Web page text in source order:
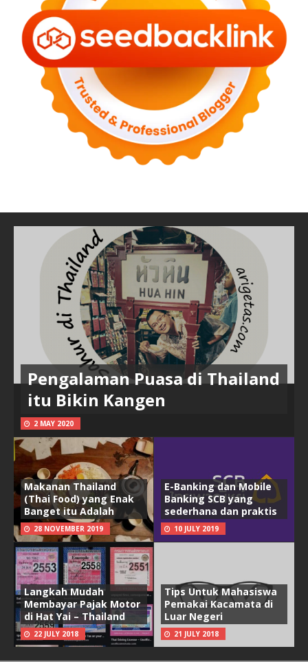
Pengalaman Puasa di Thailand
itu Bikin Kangen
2 MAY 2020
Makanan Thailand
(Thai Food) yang Enak
Banget itu Adalah
28 NOVEMBER 2019
E-Banking dan Mobile
Banking SCB yang
sederhana dan praktis
10 JULY 2019
Langkah Mudah
Membayar Pajak Motor
di Hat Yai – Thailand
22 JULY 2018
Tips Untuk Mahasiswa
Pemakai Kacamata di
Luar Negeri
21 JULY 2018